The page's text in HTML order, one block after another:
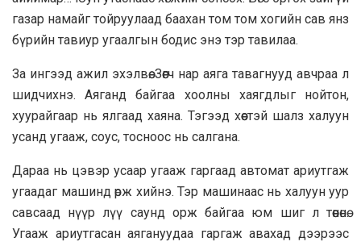
газар намайг тойруулаад баахан том том хогийн сав янз
бүрийн тавиур угаалгын бодис энэ тэр тавилаа.
За ингээд ажил эхэлвѳѳ. Зѳѳгч нар аяга тавагнууд авчраа л
шидчихнэ. Аяганд байгаа хоолны хаягдлыг нойтон,
хуурайгаар нь ялгаад хаяна. Тэгээд хѳѳстэй шалз халуун
усанд угааж, соус, тосноос нь салгана.
Дараа нь цэвэр усаар угааж гаргаад автомат ариутгаж
угаадаг машинд ѳрж хийнэ. Тэр машинаас нь халуун уур
савсаад нүүр лүү саунд орж байгаа юм шиг л тѳѳнѳнѳ.
Угааж ариутгасан аягануудаа гаргаж авахад дээрээс